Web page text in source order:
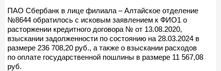
ПАО Сбербанк в лице филиала – Алтайское отделение
№8644 обратилось с исковым заявлением к ФИО1 о
расторжении кредитного договора № от 13.08.2020,
взыскании задолженности по состоянию на 28.03.2024 в
размере 236 708,20 руб., а также о взыскании расходов
по оплате государственной пошлины в размере 11 567,08
руб.